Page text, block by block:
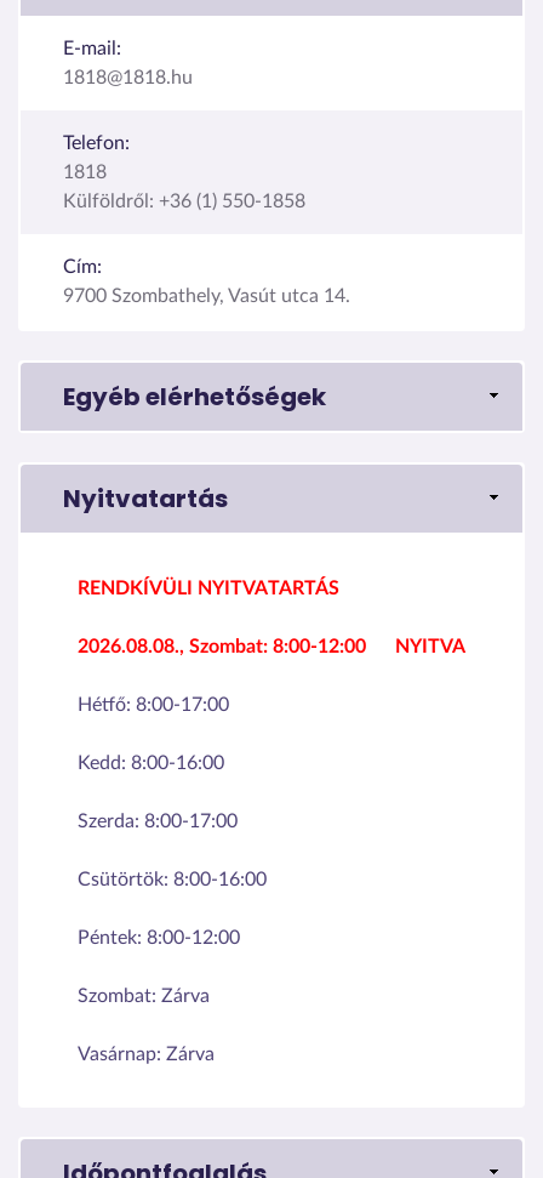
E-mail:
1818@1818.hu
Telefon:
1818
Külföldről: +36 (1) 550-1858
Cím:
9700 Szombathely, Vasút utca 14.
Egyéb elérhetőségek
Nyitvatartás
Hétfő: 8:00-17:00
Kedd: 8:00-16:00
Szerda: 8:00-17:00
Csütörtök: 8:00-16:00
Péntek: 8:00-12:00
Szombat: Zárva
Vasárnap: Zárva
RENDKÍVÜLI NYITVATARTÁS
2026.08.08., Szombat: 8:00-12:00 NYITVA